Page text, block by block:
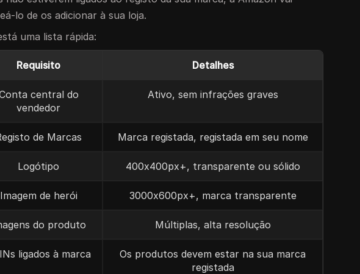
lo de os adicionar à sua loja.
uma lista rápida:
Requisito Detalhes
central do
vendedor
Ativo, sem infrações graves
de Marcas Marca registada, registada em seu nome
Logótipo 400x400px+, transparente ou sólido
Imagem de herói 3000x600px+, marca transparente
do produto Múltiplas, alta resolução
ligados à marca
Os produtos devem estar na sua marca
registada